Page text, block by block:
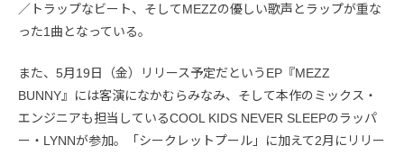
／トラップなビート、そしてMEZZの優しい歌声とラップが重な
った1曲となっている。
また、5月19日（金）リリース予定だというEP『MEZZ
BUNNY』には客演になかむらみなみ、そして本作のミックス・
エンジニアも担当しているCOOL KIDS NEVER SLEEPのラッパ
ー・LYNNが参加。「シークレットプール」に加えて2月にリリー